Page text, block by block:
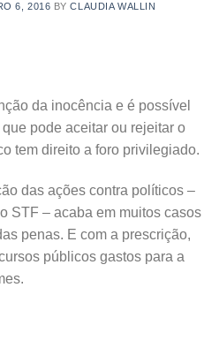
6, 2016 BYCLAUDIA WALLIN
da inocência e é possível
pode aceitar ou rejeitar o
tem direito a foro privilegiado.
das ações contra políticos –
STF – acaba em muitos casos
penas. E com a prescrição,
públicos gastos para a